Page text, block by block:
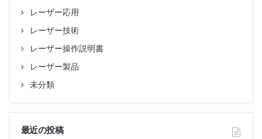
レーザー応用
レーザー技術
レーザー操作説明書
レーザー製品
未分類
最近の投稿